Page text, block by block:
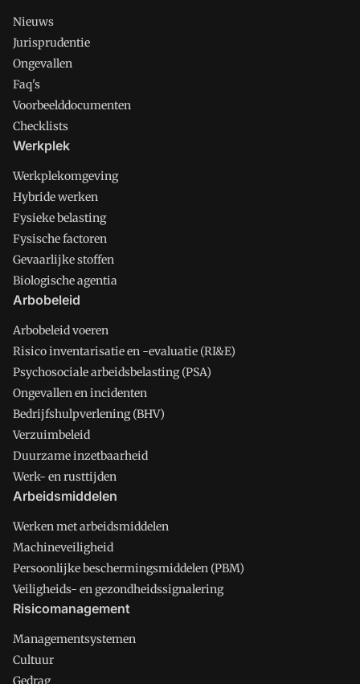
Nieuws
Jurisprudentie
Ongevallen
Faq's
Voorbeelddocumenten
Checklists
Werkplek
Werkplekomgeving
Hybride werken
Fysieke belasting
Fysische factoren
Gevaarlijke stoffen
Biologische agentia
Arbobeleid
Arbobeleid voeren
Risico inventarisatie en -evaluatie (RI&E)
Psychosociale arbeidsbelasting (PSA)
Ongevallen en incidenten
Bedrijfshulpverlening (BHV)
Verzuimbeleid
Duurzame inzetbaarheid
Werk- en rusttijden
Arbeidsmiddelen
Werken met arbeidsmiddelen
Machineveiligheid
Persoonlijke beschermingsmiddelen (PBM)
Veiligheids- en gezondheidssignalering
Risicomanagement
Managementsystemen
Cultuur
Gedrag